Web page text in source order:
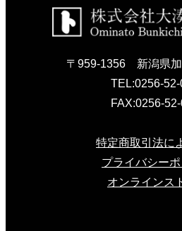
〒959-1356 新潟県
TEL:0256-
FAX:0256-
特定商取引法に
プライバシー
オンラインス